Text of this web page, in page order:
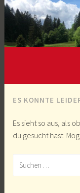
Zum
Inhalt
ES KONNTE
Es sieht so aus, als
du gesucht hast.